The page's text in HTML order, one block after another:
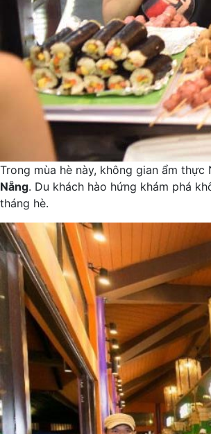
Trong mùa hè này, không gian ẩm
Nẵng. Du khách hào hứng khám phá
tháng hè.